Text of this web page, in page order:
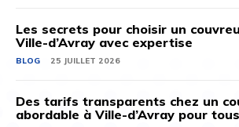
Les secrets pour choisir un
Ville-d’Avray avec expertise
BLOG 25 JUILLET 2026
Des tarifs transparents chez un
abordable à Ville-d’Avray pour